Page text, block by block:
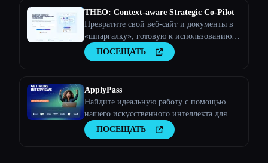
THEO: Context-aware Strategic Co-Pilot
Превратите свой веб-сайт и документы в
«шпаргалку», готовую к использованию
искусственного интеллекта, и ваш
помощник по искусственному интеллекту
ПОСЕЩАТЬ
ApplyPass
Найдите идеальную работу с помощью
нашего искусственного интеллекта для
подачи заявлений о приеме на работу.
Каждую неделю автоматически подавайте
ПОСЕЩАТЬ